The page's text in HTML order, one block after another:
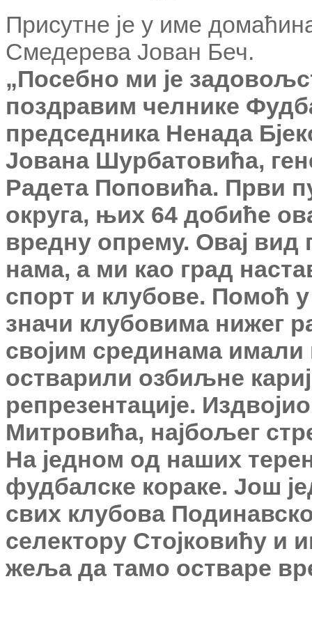
Присутне је у име
Смедерева Јован Беч.
„Посебно ми је
поздравим челнике
председника Ненада
Јована Шурбатовића,
Радета Поповића. Први
округа, њих 64 добиће
вредну опрему. Овај
нама, а ми као град
спорт и клубове. Помоћ
значи клубовима нижег
својим срединама имали
остварили озбиљне
репрезентације.
Митровића, најбољег
На једном од наших
фудбалске кораке. Још
свих клубова
селектору Стојковићу и
жеља да тамо остваре